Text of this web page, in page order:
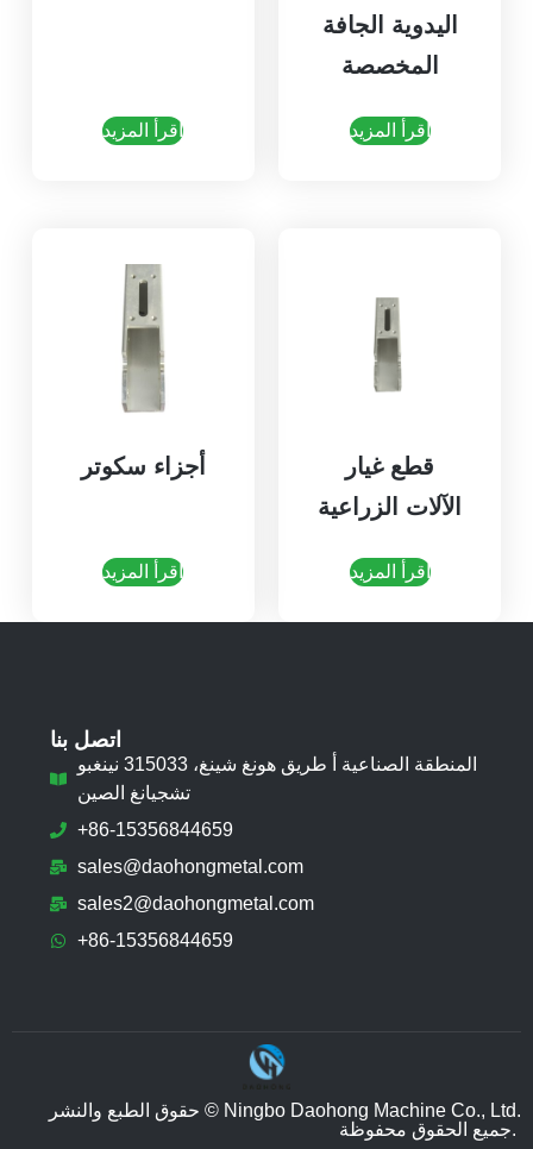
اقرأ المزيد
اليدوية الجافة
المخصصة
اقرأ المزيد
أجزاء سكوتر
اقرأ المزيد
قطع غيار
الآلات الزراعية
اقرأ المزيد
اتصل بنا
المنطقة الصناعية أ طريق هونغ شينغ، 315033 نينغبو
تشجيانغ الصين
+86-15356844659
sales@daohongmetal.com
sales2@daohongmetal.com
+86-15356844659
حقوق الطبع والنشر © Ningbo Daohong Machine Co., Ltd.
جميع الحقوق محفوظة.